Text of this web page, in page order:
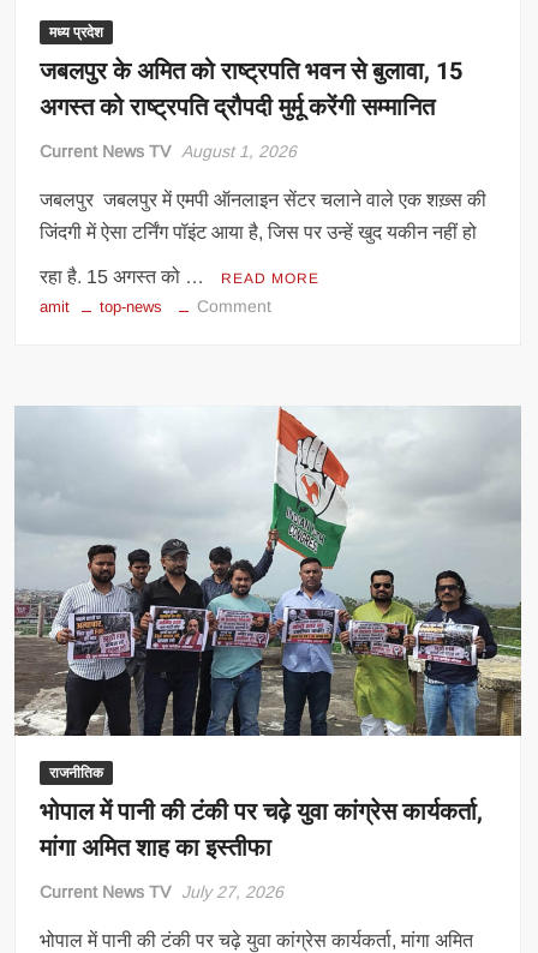
कॉलेज
भवन
का
उद्घाटन
मध्य प्रदेश
जबलपुर के अमित को राष्ट्रपति भवन से बुलावा, 15
अगस्त को राष्ट्रपति द्रौपदी मुर्मू करेंगी सम्मानित
Current News TV August 1, 2026
जबलपुर जबलपुर में एमपी ऑनलाइन सेंटर चलाने वाले एक शख़्स की
जिंदगी में ऐसा टर्निंग पॉइंट आया है, जिस पर उन्हें खुद यकीन नहीं हो
रहा है. 15 अगस्त को … READ MORE
amit top-news Commenton
को
राष्ट्रपति
भवन
से
बुलावा,
15
अगस्त
को
राष्ट्रपति
द्रौपदी
मुर्मू
करेंगी
राजनीतिक
भोपाल में पानी की टंकी पर चढ़े युवा कांग्रेस कार्यकर्ता,
मांगा अमित शाह का इस्तीफा
Current News TV July 27, 2026
भोपाल में पानी की टंकी पर चढ़े युवा कांग्रेस कार्यकर्ता, मांगा अमित